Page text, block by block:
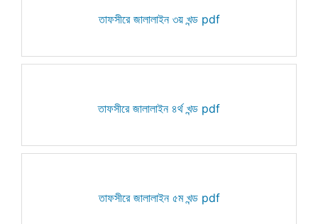
তাফসীরে জালালাইন ৩য় খন্ড pdf
তাফসীরে জালালাইন ৪র্থ খন্ড pdf
তাফসীরে জালালাইন ৫ম খন্ড pdf